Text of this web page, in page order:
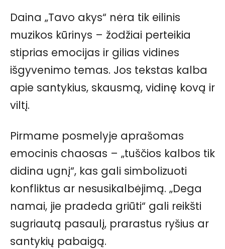
Daina „Tavo akys“ nėra tik eilinis
muzikos kūrinys – žodžiai perteikia
stiprias emocijas ir gilias vidines
išgyvenimo temas. Jos tekstas kalba
apie santykius, skausmą, vidinę kovą ir
viltį.
Pirmame posmelyje aprašomas
emocinis chaosas – „tuščios kalbos tik
didina ugnį“, kas gali simbolizuoti
konfliktus ar nesusikalbėjimą. „Dega
namai, jie pradeda griūti“ gali reikšti
sugriautą pasaulį, prarastus ryšius ar
santykių pabaigą.